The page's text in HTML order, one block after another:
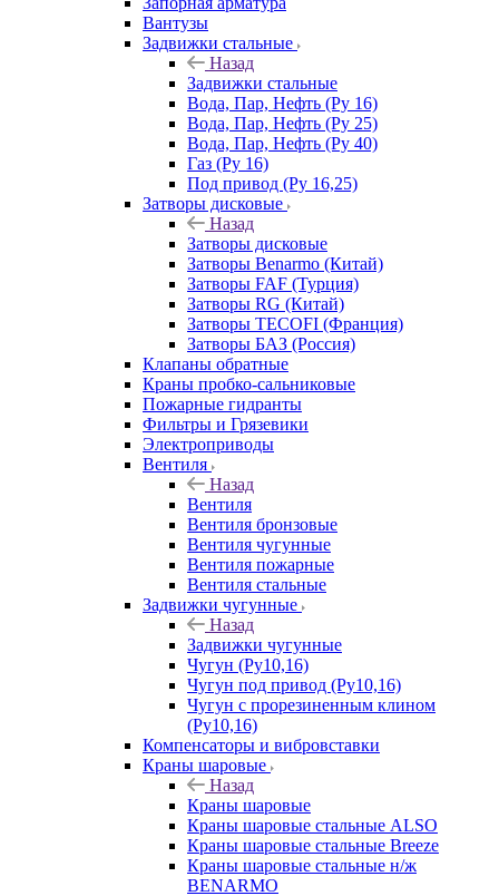
Вантузы
Задвижки стальные
Назад
Задвижки стальные
Вода, Пар, Нефть (Ру 16)
Вода, Пар, Нефть (Ру 25)
Вода, Пар, Нефть (Ру 40)
Газ (Ру 16)
Под привод (Ру 16,25)
Затворы дисковые
Назад
Затворы дисковые
Затворы Benarmo (Китай)
Затворы FAF (Турция)
Затворы RG (Китай)
Затворы TECOFI (Франция)
Затворы БАЗ (Россия)
Клапаны обратные
Краны пробко-сальниковые
Пожарные гидранты
Фильтры и Грязевики
Электроприводы
Вентиля
Назад
Вентиля
Вентиля бронзовые
Вентиля чугунные
Вентиля пожарные
Вентиля стальные
Задвижки чугунные
Назад
Задвижки чугунные
Чугун (Ру10,16)
Чугун под привод (Ру10,16)
Чугун с прорезиненным клином
(Ру10,16)
Компенсаторы и вибровставки
Краны шаровые
Назад
Краны шаровые
Краны шаровые стальные ALSO
Краны шаровые стальные Breeze
Краны шаровые стальные н/ж
BENARMO